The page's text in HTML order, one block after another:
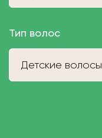
Тип волос
Детские волосы